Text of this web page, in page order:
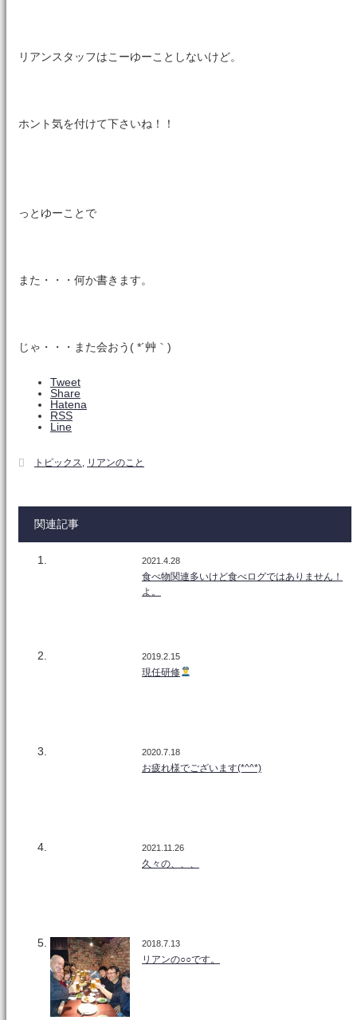
リアンスタッフはこーゆーことしないけど。
ホント気を付けて下さいね！！
っとゆーことで
また・・・何か書きます。
じゃ・・・また会おう( *´艸｀)
Tweet
Share
Hatena
RSS
Line
トピックス, リアンのこと
関連記事
2021.4.28
食べ物関連多いけど食べログではありません！
よ。
2019.2.15
現任研修
2020.7.18
お疲れ様でございます(*^^*)
2021.11.26
久々の、、、
2018.7.13
リアンの○○です。